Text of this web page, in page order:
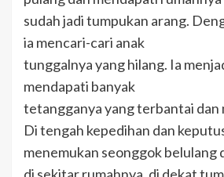
sudah jadi tumpukan arang.
ia mencari-cari anak
tunggalnya yang hilang. Ia
mendapati banyak
tetangganya yang terbantai dan
Di tengah kepedihan dan
menemukan seonggok belulang